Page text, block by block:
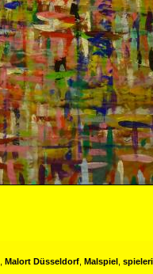
Malort Düsseldorf Malspiel